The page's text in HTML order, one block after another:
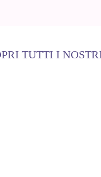
TUTTI I